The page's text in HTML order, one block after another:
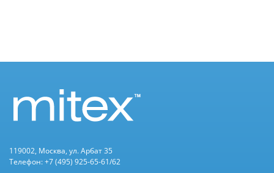
119002, Москва, ул. Арбат 35
Телефон: +7 (495) 925-65-61/62